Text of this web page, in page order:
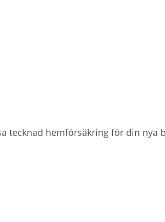
tecknad hemförsäkring för din nya